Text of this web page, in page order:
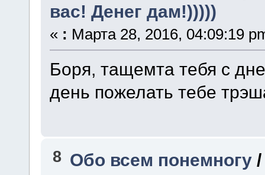
вас! Денег дам!)))))
« : Марта 28, 2016, 04:09:19
Боря, тащемта тебя с
день пожелать тебе
8 Обо всем понемногу